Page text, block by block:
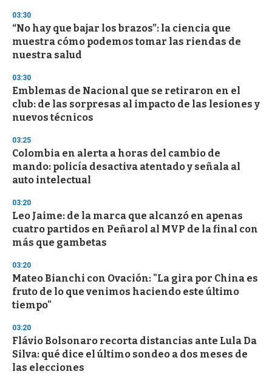
d
s
03:30
“No hay que bajar los brazos”: la ciencia que
muestra cómo podemos tomar las riendas de
nuestra salud
03:30
Emblemas de Nacional que se retiraron en el
club: de las sorpresas al impacto de las lesiones y
nuevos técnicos
03:25
Colombia en alerta a horas del cambio de
mando: policía desactiva atentado y señala al
auto intelectual
03:20
Leo Jaime: de la marca que alcanzó en apenas
cuatro partidos en Peñarol al MVP de la final con
más que gambetas
03:20
Mateo Bianchi con Ovación: "La gira por China es
fruto de lo que venimos haciendo este último
tiempo"
03:20
Flávio Bolsonaro recorta distancias ante Lula Da
Silva: qué dice el último sondeo a dos meses de
las elecciones